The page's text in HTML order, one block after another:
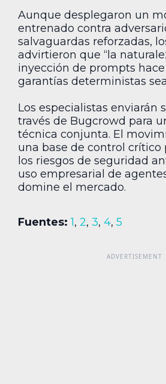
Aunque desplegaron un
entrenado contra
salvaguardas reforzadas,
advirtieron que “la
inyección de prompts
garantías deterministas
Los especialistas enviarán
través de Bugcrowd para
técnica conjunta. El
una base de control crítico
los riesgos de seguridad
uso empresarial de
domine el mercado.
Fuentes: 1, 2, 3, 4, 5